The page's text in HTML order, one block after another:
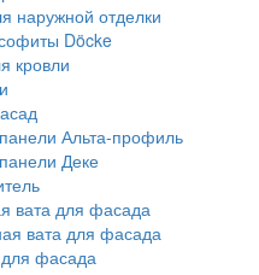
наружной отделки
Döcke
кровли
Альта-профиль
Деке
вата для фасада
вата для фасада
фасада